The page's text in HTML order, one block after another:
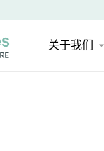
关于我们